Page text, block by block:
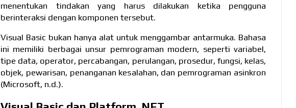
menentukan tindakan yang harus dilakukan ketika pengguna
berinteraksi dengan komponen tersebut.
Visual Basic bukan hanya alat untuk menggambar antarmuka. Bahasa
ini memiliki berbagai unsur pemrograman modern, seperti variabel,
tipe data, operator, percabangan, perulangan, prosedur, fungsi, kelas,
objek, pewarisan, penanganan kesalahan, dan pemrograman asinkron
(Microsoft, n.d.).